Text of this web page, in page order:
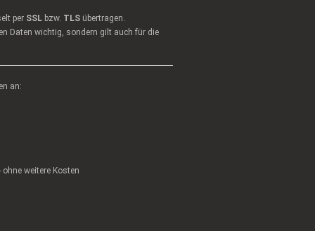
per SSL bzw. TLS übertragen.
Daten wichtig, sondern gilt auch für die
an:
weitere Kosten